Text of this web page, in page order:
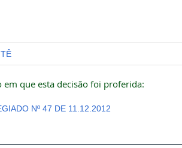
em que esta decisão foi proferida:
Nº 47 DE 11.12.2012